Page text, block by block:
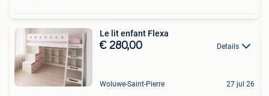
Le lit enfant Flexa
€ 280,00 Details
Woluwe-Saint-Pierre 27 jul 26